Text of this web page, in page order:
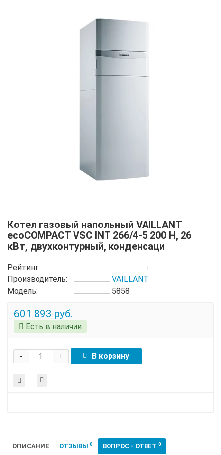
Котел газовый напольный VAILLANT
ecoCOMPACT VSC INT 266/4-5 200 H, 26
кВт, двухконтурный, конденсаци
Рейтинг:
Производитель:
VAILLANT
Модель:
5858
601 893 руб.
Есть в наличии
+
- В корзину
ОПИСАНИЕ ОТЗЫВЫ 0 ВОПРОС - ОТВЕТ 0